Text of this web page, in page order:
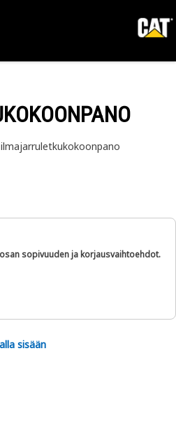
sopivuuden ja korjausvaihtoehdot.
sisään